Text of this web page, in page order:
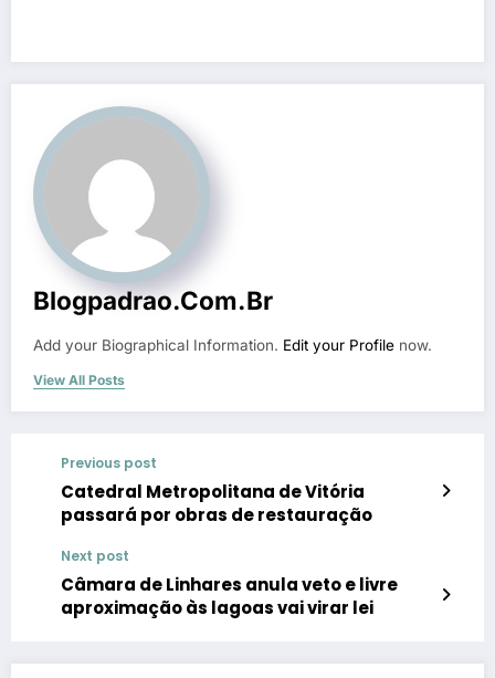
Blogpadrao.com.br
Add your Biographical Information. Edit your Profile now.
View All Posts
Previous post
Catedral Metropolitana de Vitória
passará por obras de restauração
Next post
Câmara de Linhares anula veto e livre
aproximação às lagoas vai virar lei